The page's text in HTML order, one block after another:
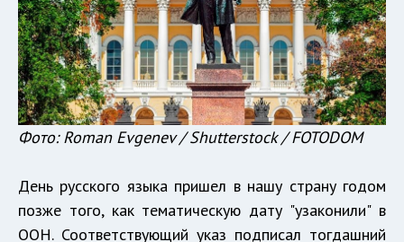
Фото: Roman Evgenev / Shutterstock / FOTODOM
День русского языка пришел в нашу страну годом
позже того, как тематическую дату "узаконили" в
ООН. Соответствующий указ подписал тогдашний